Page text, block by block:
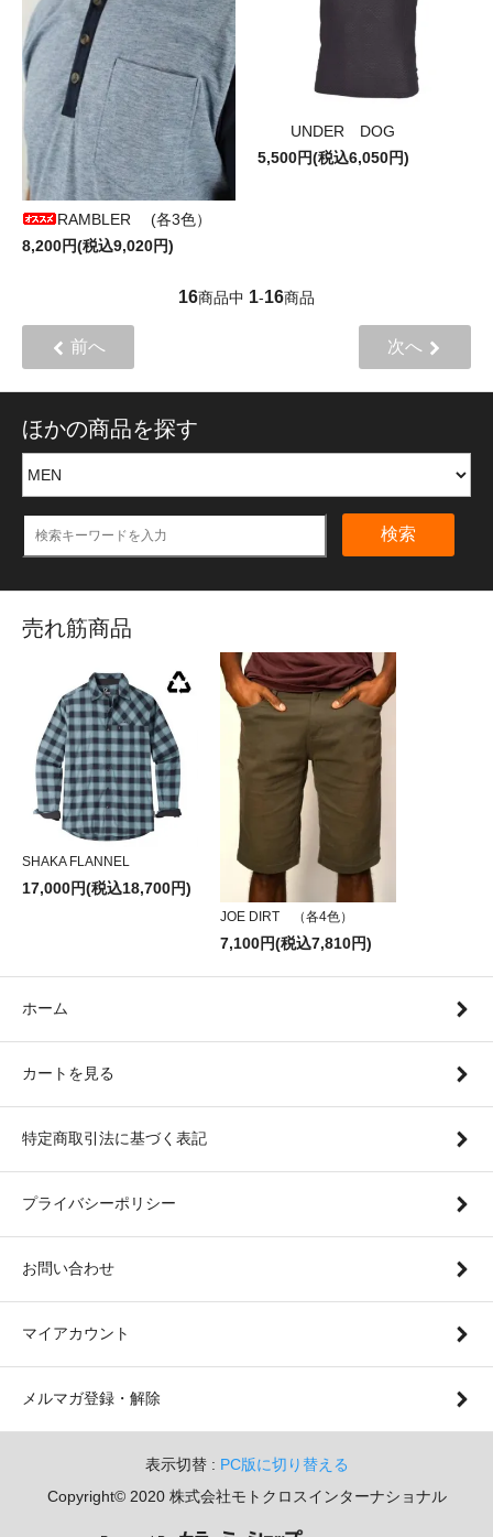
RAMBLER (各3色）
8,200円(税込9,020円)
UNDER DOG
5,500円(税込6,050円)
16商品中 1-16商品
前へ 次へ
ほかの商品を探す
検索
売れ筋商品
SHAKA FLANNEL
17,000円(税込18,700円)
JOE DIRT （各4色）
7,100円(税込7,810円)
ホーム
カートを見る
特定商取引法に基づく表記
プライバシーポリシー
お問い合わせ
マイアカウント
メルマガ登録・解除
表示切替 : PC版に切り替える
Copyright© 2020 株式会社モトクロスインターナショナル